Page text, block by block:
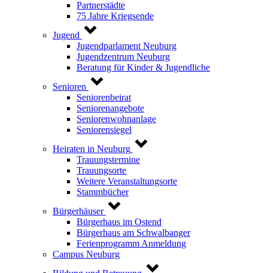
Partnerstädte
75 Jahre Kriegsende
Jugend
Jugendparlament Neuburg
Jugendzentrum Neuburg
Beratung für Kinder & Jugendliche
Senioren
Seniorenbeirat
Seniorenangebote
Seniorenwohnanlage
Seniorensiegel
Heiraten in Neuburg
Trauungstermine
Trauungsorte
Weitere Veranstaltungsorte
Stammbücher
Bürgerhäuser
Bürgerhaus im Ostend
Bürgerhaus am Schwalbanger
Ferienprogramm Anmeldung
Campus Neuburg